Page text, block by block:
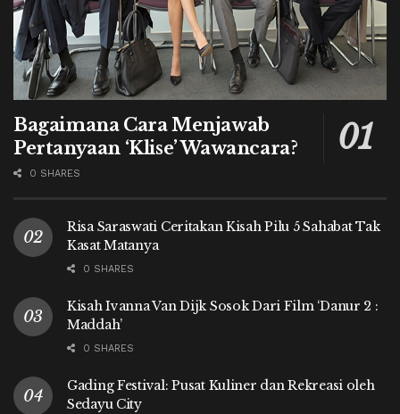
Bagaimana Cara Menjawab
Pertanyaan ‘Klise’ Wawancara?
0 SHARES
Risa Saraswati Ceritakan Kisah Pilu 5 Sahabat Tak
Kasat Matanya
0 SHARES
Kisah Ivanna Van Dijk Sosok Dari Film ‘Danur 2 :
Maddah’
0 SHARES
Gading Festival: Pusat Kuliner dan Rekreasi oleh
Sedayu City